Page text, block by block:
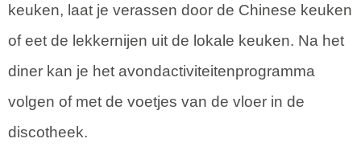
keuken, laat je verassen door de Chinese keuken
of eet de lekkernijen uit de lokale keuken. Na het
diner kan je het avondactiviteitenprogramma
volgen of met de voetjes van de vloer in de
discotheek.